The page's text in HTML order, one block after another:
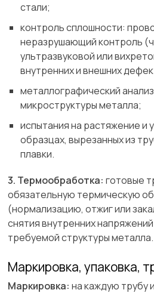
стали;
контроль сплошности:
неразрушающий контроль
ультразвуковой или
внутренних и внешних
металлографический
микроструктуры металла;
испытания на растяжение и
образцах, вырезанных из
плавки.
3. Термообработка:готовые
обязательную термическую
(нормализацию, отжиг или
снятия внутренних
требуемой структуры металла.
Маркировка, упаковка,
Маркировка: на каждую трубу